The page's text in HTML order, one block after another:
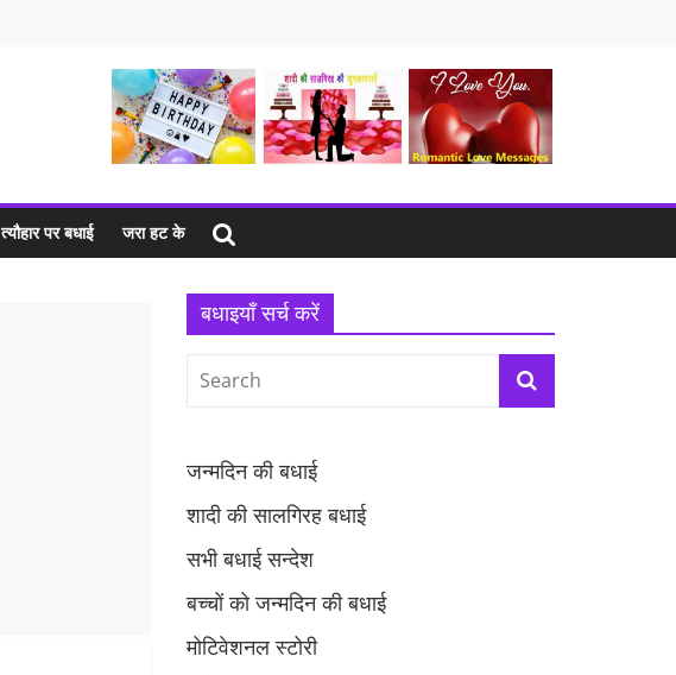
त्यौहार पर बधाई जरा हट के
बधाइयाँ सर्च करें
जन्मदिन की बधाई
शादी की सालगिरह बधाई
सभी बधाई सन्देश
बच्चों को जन्मदिन की बधाई
मोटिवेशनल स्टोरी